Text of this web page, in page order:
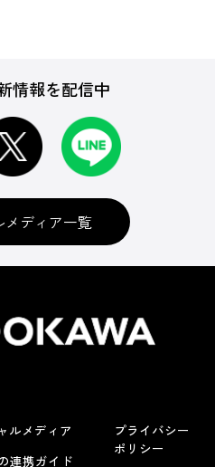
情報を配信中
メディア一覧
ルメディア
連携ガイド
プライバシー
ポリシー